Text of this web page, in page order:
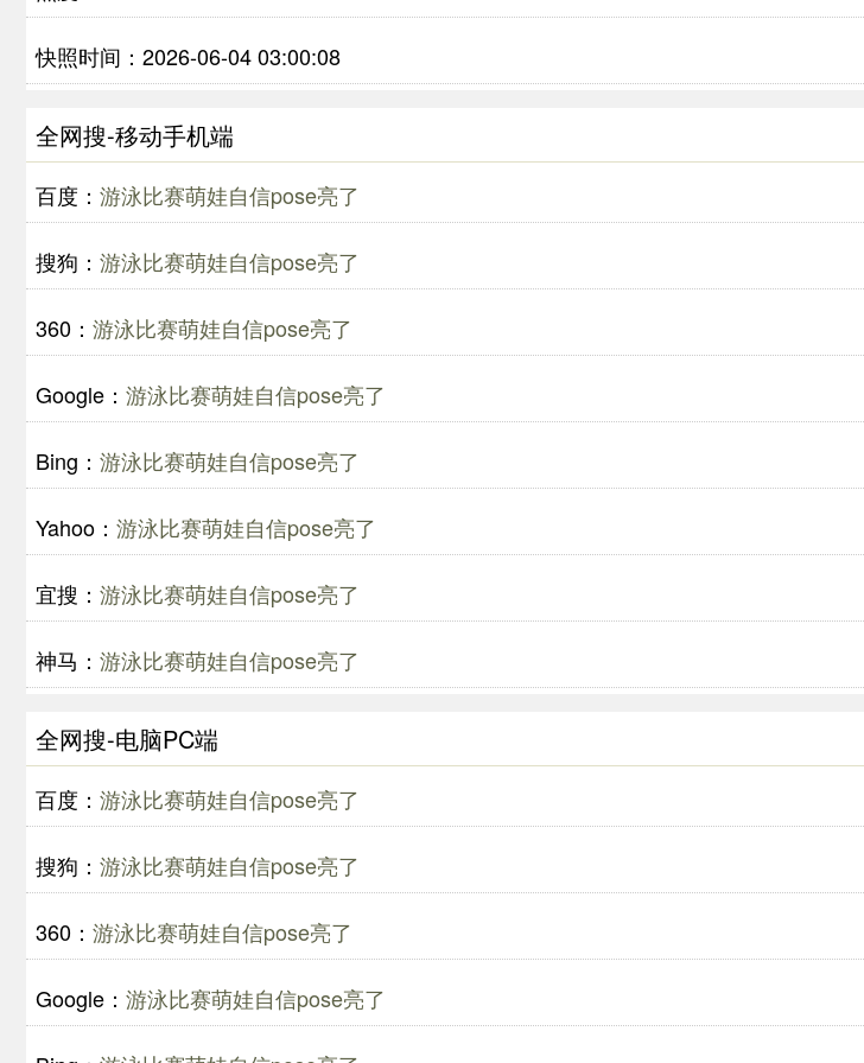
快照时间：2026-06-04 03:00:08
全网搜-移动手机端
百度： 游泳比赛萌娃自信pose亮了
搜狗： 游泳比赛萌娃自信pose亮了
360： 游泳比赛萌娃自信pose亮了
Google： 游泳比赛萌娃自信pose亮了
Bing： 游泳比赛萌娃自信pose亮了
Yahoo： 游泳比赛萌娃自信pose亮了
宜搜： 游泳比赛萌娃自信pose亮了
神马： 游泳比赛萌娃自信pose亮了
全网搜-电脑PC端
百度： 游泳比赛萌娃自信pose亮了
搜狗： 游泳比赛萌娃自信pose亮了
360： 游泳比赛萌娃自信pose亮了
Google： 游泳比赛萌娃自信pose亮了